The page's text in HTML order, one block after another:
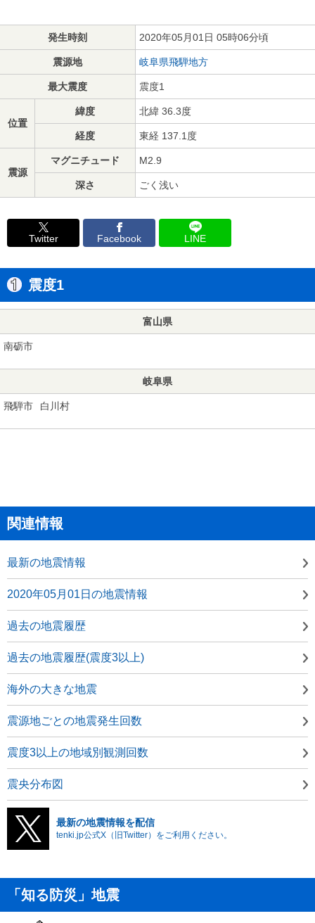
発生時刻 2020年05月01日 05時06分頃
震源地 岐阜県飛騨地方
最大震度 震度1
位置
緯度 北緯 36.3度
経度 東経 137.1度
震源
マグニチュード M2.9
深さ ごく浅い
Twitter Facebook LINE
震度1
富山県
南砺市
岐阜県
飛騨市 白川村
関連情報
最新の地震情報
2020年05月01日の地震情報
過去の地震履歴
過去の地震履歴(震度3以上)
海外の大きな地震
震源地ごとの地震発生回数
震度3以上の地域別観測回数
震央分布図
最新の地震情報を配信
tenki.jp公式X（旧Twitter）をご利用ください。
「知る防災」地震